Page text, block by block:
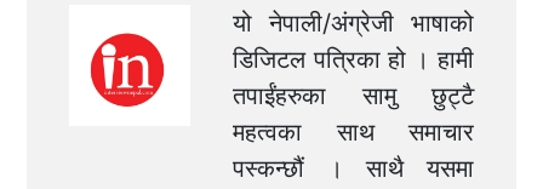
यो नेपाली/अंग्रेजी भाषाको
डिजिटल पत्रिका हो । हामी
तपाईंहरुका सामु छुट्टै
महत्वका साथ समाचार
पस्कन्छौं । साथै यसमा